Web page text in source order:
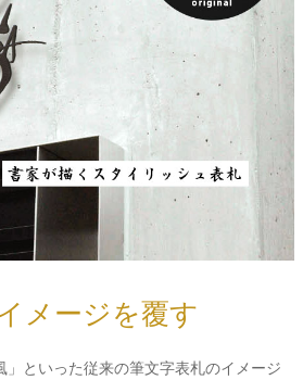
メージを覆す
」といった従来の筆文字表札のイメージ